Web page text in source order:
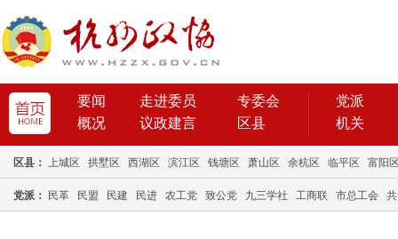
要闻 走进委员
专委会
概况
议政建言 区县
党派
机关
区县： 上城区 拱墅区 西湖区 滨江区 钱塘区 萧山区 余杭区 临平区 富阳
党派： 民革 民盟 民建 民进 农工党 致公党 九三学社 工商联 市总工会